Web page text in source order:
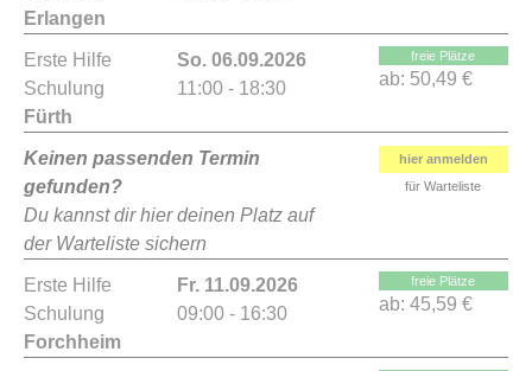
Erlangen
Erste Hilfe
Schulung
Fürth
So. 06.09.2026
11:00 - 18:30
freie Plätze
ab: 50,49 €
Keinen passenden Termin
gefunden?
Du kannst dir hier deinen Platz auf
der Warteliste sichern
hier anmelden
für Warteliste
Erste Hilfe
Schulung
Forchheim
Fr. 11.09.2026
09:00 - 16:30
freie Plätze
ab: 45,59 €